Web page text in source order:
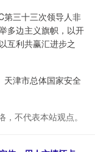
三十三次领导人非
多边主义旗帜，以开
互利共赢汇进步之
津市总体国家安全
不代表本站观点。